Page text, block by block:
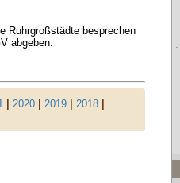
Ruhrgroßstädte besprechen
abgeben.
| 2020| 2019| 2018|